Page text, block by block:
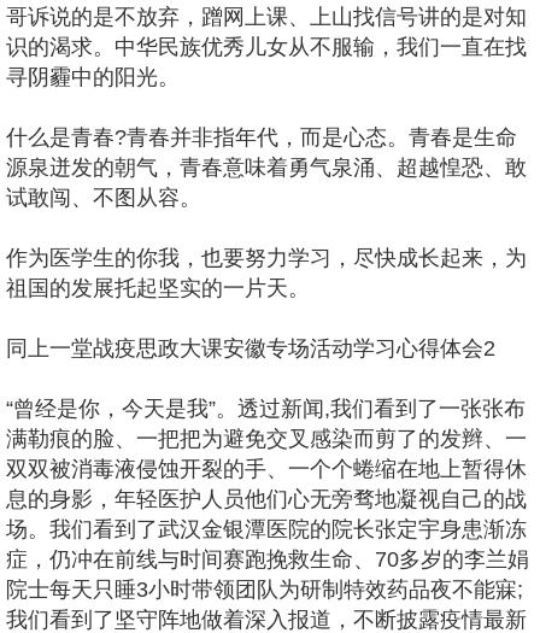
哥诉说的是不放弃，蹭网上课、上山找信号讲的是对知
识的渴求。中华民族优秀儿女从不服输，我们一直在找
寻阴霾中的阳光。
什么是青春?青春并非指年代，而是心态。青春是生命
源泉迸发的朝气，青春意味着勇气泉涌、超越惶恐、敢
试敢闯、不图从容。
作为医学生的你我，也要努力学习，尽快成长起来，为
祖国的发展托起坚实的一片天。
同上一堂战疫思政大课安徽专场活动学习心得体会2
“曾经是你，今天是我”。透过新闻,我们看到了一张张布
满勒痕的脸、一把把为避免交叉感染而剪了的发辫、一
双双被消毒液侵蚀开裂的手、一个个蜷缩在地上暂得休
息的身影，年轻医护人员他们心无旁骛地凝视自己的战
场。我们看到了武汉金银潭医院的院长张定宇身患渐冻
症，仍冲在前线与时间赛跑挽救生命、70多岁的李兰娟
院士每天只睡3小时带领团队为研制特效药品夜不能寐;
我们看到了坚守阵地做着深入报道，不断披露疫情最新